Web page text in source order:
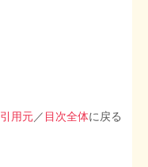
引用元／ 目次全体に戻る